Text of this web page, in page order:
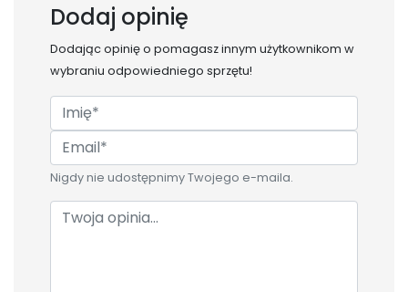
Dodaj opinię
Dodając opinię o pomagasz innym użytkownikom w
wybraniu odpowiedniego sprzętu!
Nigdy nie udostępnimy Twojego e-maila.